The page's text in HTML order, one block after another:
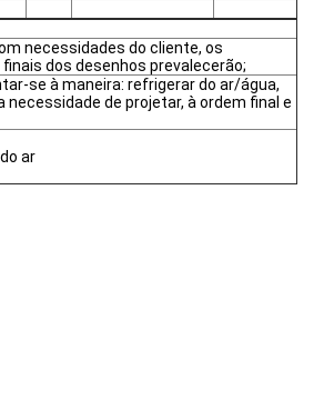
necessidades do cliente, os
dos desenhos prevalecerão;
se à maneira: refrigerar do ar/água,
de projetar, à ordem final e
ar